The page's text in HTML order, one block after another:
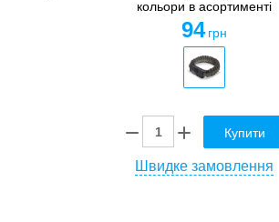
кольори в асортименті
94 грн
Купити
Швидке замовлення